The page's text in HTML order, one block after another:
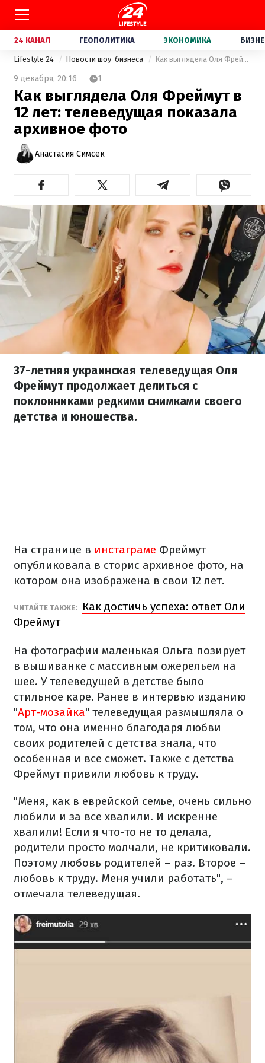
24 КАНАЛ ГЕОПОЛИТИКА ЭКОНОМИКА
Lifestyle 24 Новости шоу-бизнеса Как выглядела Оля Фреймут в 12 лет: телеведущая показала архивное фото
9 декабря, 20:16 1
Как выглядела Оля Фреймут в
12 лет: телеведущая показала
архивное фото
Анастасия Симсек
37-летняя украинская телеведущая Оля
Фреймут продолжает делиться с
поклонниками редкими снимками своего
детства и юношества.
На странице в инстаграме Фреймут
опубликовала в сторис архивное фото, на
котором она изображена в свои 12 лет.
ЧИТАЙТЕ ТАКЖЕ:
Как достичь успеха: ответ Оли
Фреймут
На фотографии маленькая Ольга позирует
в вышиванке с массивным ожерельем на
шее. У телеведущей в детстве было
стильное каре. Ранее в интервью изданию
"Арт-мозайка" телеведущая размышляла о
том, что она именно благодаря любви
своих родителей с детства знала, что
особенная и все сможет. Также с детства
Фреймут привили любовь к труду.
"Меня, как в еврейской семье, очень сильно
любили и за все хвалили. И искренне
хвалили! Если я что-то не то делала,
родители просто молчали, не критиковали.
Поэтому любовь родителей – раз. Второе –
любовь к труду. Меня учили работать", –
отмечала телеведущая.